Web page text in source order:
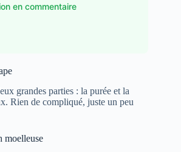
en commentaire
grandes parties : la purée et la
Rien de compliqué, juste un peu
moelleuse